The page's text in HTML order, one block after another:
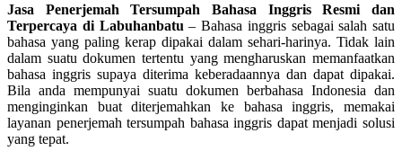
Jasa Penerjemah Tersumpah Bahasa Inggris Resmi dan
Terpercaya di Labuhanbatu – Bahasa inggris sebagai salah satu
bahasa yang paling kerap dipakai dalam sehari-harinya. Tidak lain
dalam suatu dokumen tertentu yang mengharuskan memanfaatkan
bahasa inggris supaya diterima keberadaannya dan dapat dipakai.
Bila anda mempunyai suatu dokumen berbahasa Indonesia dan
menginginkan buat diterjemahkan ke bahasa inggris, memakai
layanan penerjemah tersumpah bahasa inggris dapat menjadi solusi
yang tepat.